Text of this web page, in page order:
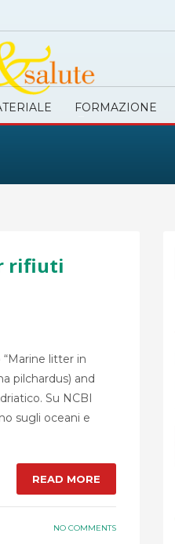
FORMAZIONE
rifiuti
litter in
pilchardus) and
Su NCBI
sugli oceani e
READ MORE
NO COMMENTS